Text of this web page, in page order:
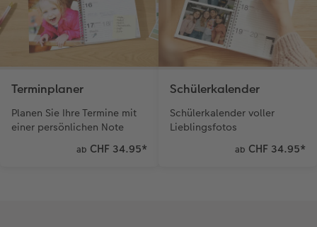
Kundenbeispiele
Kundengeschichten
Coffeetable Book «Art Collection»
CEWE FOTOBUCH per PDF
Hartschaum
Wandgestaltung
Zubehör
Geschenkidee
CEWE Geschenkgutschein
Foto-Leckerlidose
Neuheiten
Terminplaner
Planen Sie Ihre Termine mit
einer persönlichen Note
ab CHF 34.95*
Schülerkalender
Schülerkalender voller
Lieblingsfotos
ab CHF 34.95*